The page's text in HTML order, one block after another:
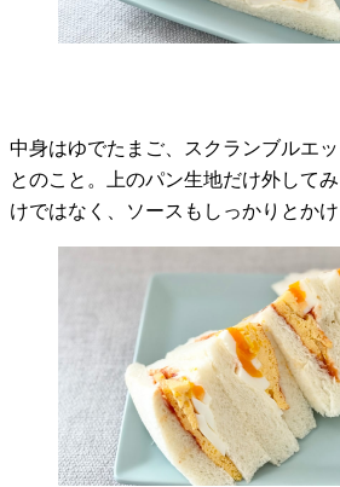
中身はゆでたまご、スクランブルエ
とのこと。上のパン生地だけ外して
けではなく、ソースもしっかりとかけ